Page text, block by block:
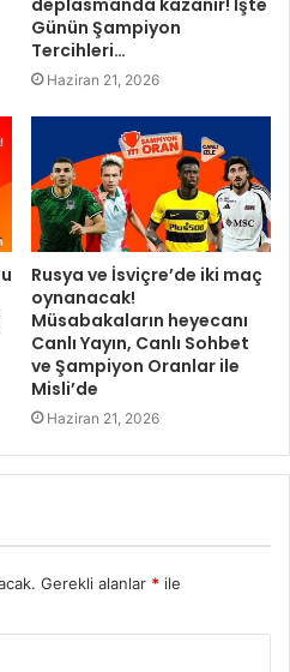
Günün Şampiyon
Tercihleri…
Haziran 21, 2026
Rusya ve İsviçre’de iki maç
oynanacak!
Müsabakaların heyecanı
Canlı Yayın, Canlı Sohbet
ve Şampiyon Oranlar ile
Misli’de
Haziran 21, 2026
Gerekli alanlar * ile